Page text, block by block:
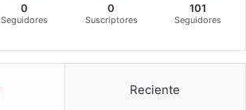
0
Seguidores
0
Suscriptores
101
Seguidores
Reciente